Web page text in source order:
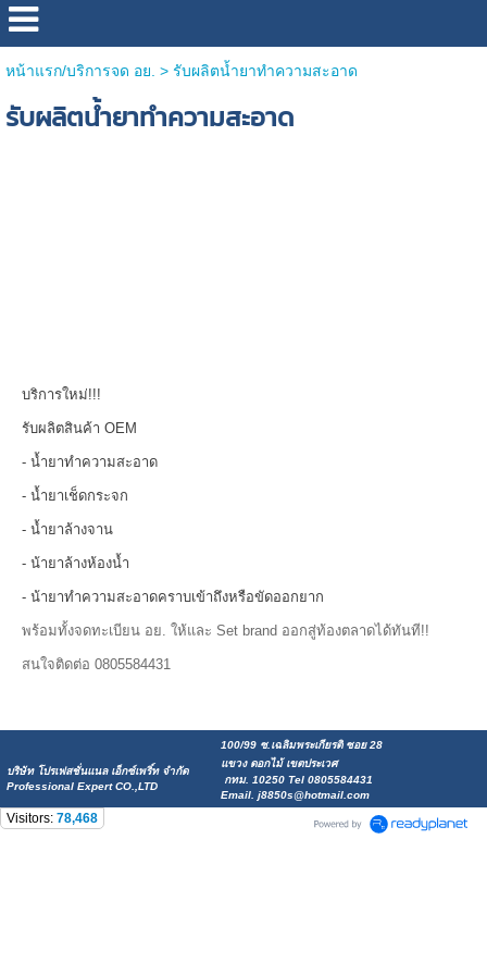
หน้าแรก/บริการจด อย. > รับผลิตน้ำยาทำความสะอาด
รับผลิตน้ำยาทำความสะอาด
บริการใหม่!!!
รับผลิตสินค้า OEM
- น้ำยาทำความสะอาด
- น้ำยาเช็ดกระจก
- น้ำยาล้างจาน
- น้ายาล้างห้องน้ำ
- น้ายาทำความสะอาดคราบเข้าถึงหรือขัดออกยาก
พร้อมทั้งจดทะเบียน อย. ให้และ Set brand ออกสู่ท้องตลาดได้ทันที!!
สนใจติดต่อ 0805584431
100/99 ซ.เฉลิมพระเกียรติ ซอย 28
บริษัท โปรเฟสชั่นแนล เอ็กซ์เพริ์ท จำกัด
Professional Expert CO.,LTD
แขวง ดอกไม้ เขตประเวศ
กทม. 10250 Tel 0805584431
Email. j8850s@hotmail.com
Visitors: 78,468